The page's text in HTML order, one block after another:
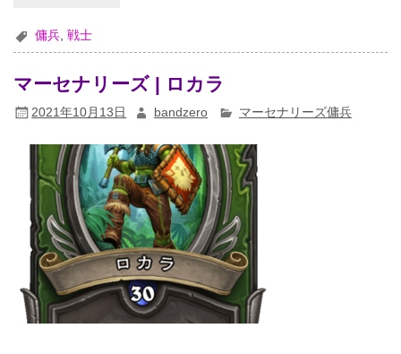
傭兵 ,戦士
マーセナリーズ | ロカラ
2021年10月13日 bandzero マーセナリーズ傭兵